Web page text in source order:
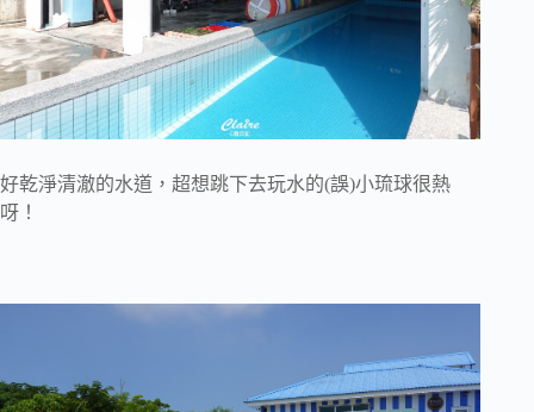
好乾淨清澈的水道，超想跳下去玩水的(誤)小琉球很熱
呀！